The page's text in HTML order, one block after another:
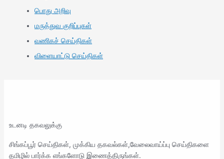
பொது அறிவு
மருத்துவ குறிப்புகள்
வணிகச் செய்திகள்
விளையாட்டு செய்திகள்
உடனடி தகவலுக்கு
சிங்கப்பூர் செய்திகள், முக்கிய தகவல்கள்,வேலைவாய்ப்பு செய்திகளை
தமிழில் பார்க்க எங்களோடு இணைத்திருங்கள்.